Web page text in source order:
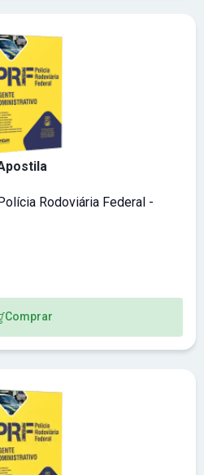
Rodoviária Federal -
Comprar